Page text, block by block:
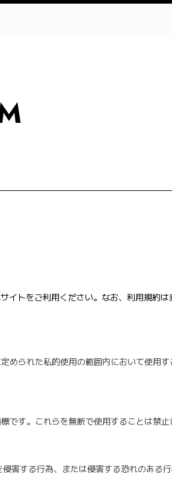
トをご利用ください。なお、利用規約
められた私的使用の範囲内において使用
す。これらを無断で使用することは禁止
害する行為、または侵害する恐れのある行